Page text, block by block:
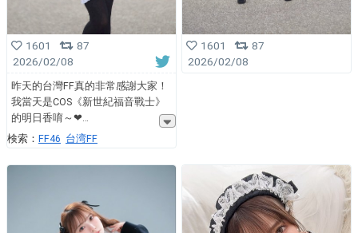
1601
87
2026/02/08
昨天的台灣FF真的非常感謝大家！
我當天是COS《新世紀福音戰士》
的明日香唷～❤
検索： FF46 台湾FF
1601
87
2026/02/08